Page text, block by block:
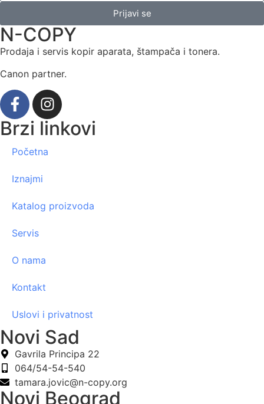
Prijavi se
N-COPY
Prodaja i servis kopir aparata, štampača i tonera.
Canon partner.
Brzi linkovi
Početna
Iznajmi
Katalog proizvoda
Servis
O nama
Kontakt
Uslovi i privatnost
Novi Sad
Gavrila Principa 22
064/54-54-540
tamara.jovic@n-copy.org
Novi Beograd